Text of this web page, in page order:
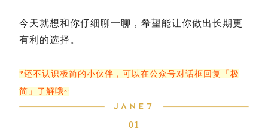
今天就想和你仔细聊一聊，希望能让你做出长期更
有利的选择。
*还不认识极简的小伙伴，可以在公众号对话框回复「极
简」了解哦~
01